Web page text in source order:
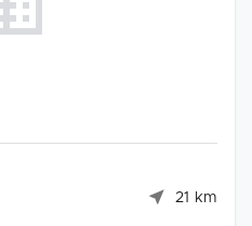
21 km